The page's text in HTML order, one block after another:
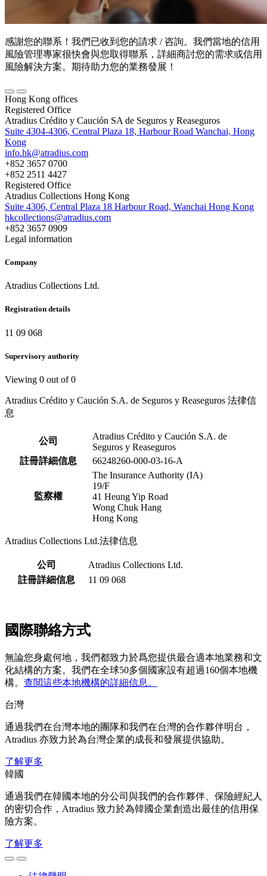
感謝您的聯系！我們已收到您的請求 / 咨詢。我們當地的信用
風險管理專家很快會與您取得聯系，詳細商討您的需求或信用
風險解決方案。期待助力您的業務發展！
Hong Kong offices
Registered Office
Atradius Crédito y Caución SA de Seguros y Reaseguros
Suite 4304-4306, Central Plaza 18, Harbour Road Wanchai, Hong
Kong
info.hk@atradius.com
+852 3657 0700
+852 2511 4427
Registered Office
Atradius Collections Hong Kong
Suite 4306, Central Plaza 18 Harbour Road, Wanchai Hong Kong
hkcollections@atradius.com
+852 3657 0909
Legal information
Company
Atradius Collections Ltd.
Registration details
11 09 068
Supervisory authority
Viewing 0 out of0
Atradius Crédito y Caución S.A. de Seguros y Reaseguros 法律信
息
公司
Atradius Crédito y Caución S.A. de
Seguros y Reaseguros
註冊詳細信息
66248260-000-03-16-A
監察權
The Insurance Authority (IA)
19/F
41 Heung Yip Road
Wong Chuk Hang
Hong Kong
Atradius Collections Ltd.法律信息
公司
Atradius Collections Ltd.
註冊詳細信息
11 09 068
國際聯絡方式
無論您身處何地，我們都致力於爲您提供最合適本地業務和文
化結構的方案。我們在全球50多個國家設有超過160個本地機
構。 查閲這些本地機構的詳細信息。
台灣
通過我們在台灣本地的團隊和我們在台灣的合作夥伴明台，
Atradius 亦致力於為台灣企業的成長和發展提供協助。
了解更多
韓國
通過我們在韓國本地的分公司與我們的合作夥伴、保險經紀人
的密切合作，Atradius 致力於為韓國企業創造出最佳的信用保
險方案。
了解更多